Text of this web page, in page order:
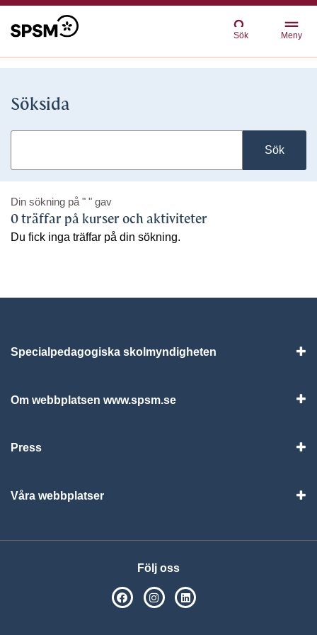
Sök Meny
Söksida
Sök
Din sökning på " " gav
0 träffar på kurser och aktiviteter
Du fick inga träffar på din sökning.
Specialpedagogiska skolmyndigheten
Om webbplatsen www.spsm.se
Press
Våra webbplatser
Följ oss
SPSM på Facebook
SPSM på Instagram